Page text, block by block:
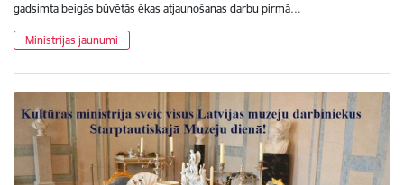
gadsimta beigās būvētās ēkas atjaunošanas darbu pirmā…
Ministrijas jaunumi